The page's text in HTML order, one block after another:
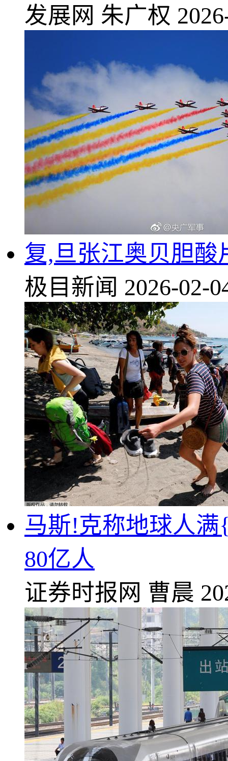
发展网 朱广权
复,旦张江奥贝胆酸
极目新闻 2026-02-
马斯!克称地球人
80亿人
证券时报网 曹晨